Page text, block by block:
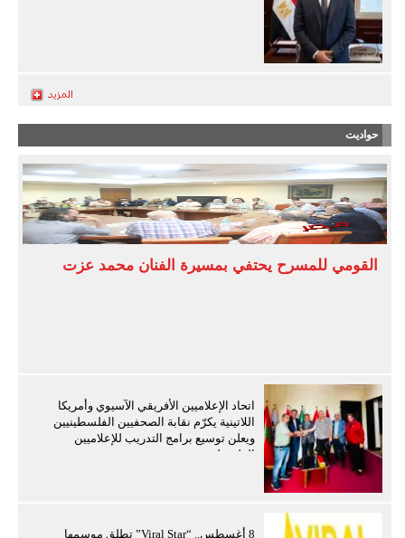
حواديت
القومي للمسرح يحتفي بمسيرة الفنان محمد عزت
اتحاد الإعلاميين الأفريقي الآسيوي وأمريكا
اللاتينية يكرّم نقابة الصحفيين الفلسطينيين
ويعلن توسيع برامج التدريب للإعلاميين
الفلسطينيين
8 أغسطس.. “Viral Star” تطلق موسمها